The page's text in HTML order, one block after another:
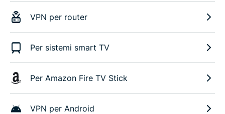
VPN per router
Per sistemi smart TV
Per Amazon Fire TV Stick
VPN per Android